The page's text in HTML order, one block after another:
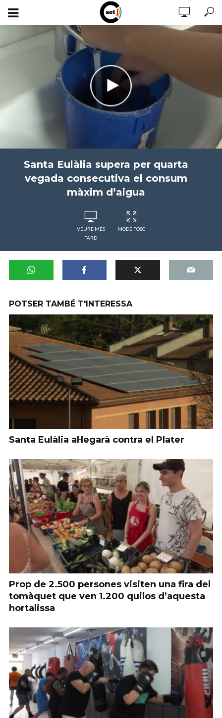
Santa Eulàlia supera per quarta
vegada consecutiva el consum
màxim d’aigua
VEURE MÉS
TARD
MODE FOSC
POTSER TAMBÉ T'INTERESSA
Santa Eulàlia al·legarà contra el Plater
Prop de 2.500 persones visiten una fira del
tomàquet que ven 1.200 quilos d’aquesta
hortalissa